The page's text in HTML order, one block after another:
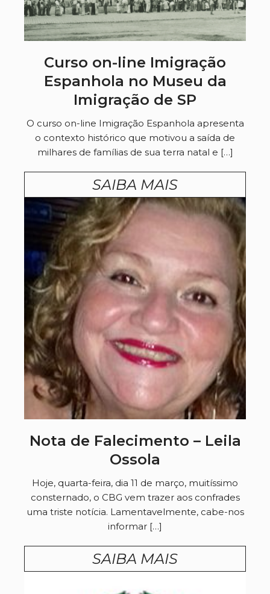
Curso on-line Imigração
Espanhola no Museu da
Imigração de SP
O curso on-line Imigração Espanhola apresenta
o contexto histórico que motivou a saída de
milhares de famílias de sua terra natal e […]
SAIBA MAIS
Nota de Falecimento – Leila
Ossola
Hoje, quarta-feira, dia 11 de março, muitíssimo
consternado, o CBG vem trazer aos confrades
uma triste notícia. Lamentavelmente, cabe-nos
informar […]
SAIBA MAIS